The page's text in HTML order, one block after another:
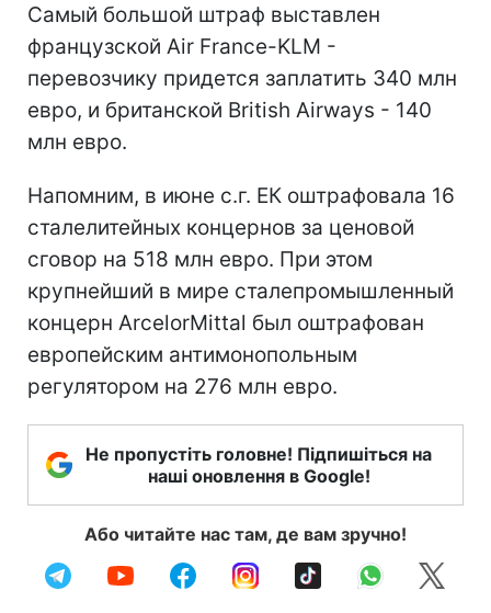
Самый большой штраф выставлен
французской Air France-KLM -
перевозчику придется заплатить 340 млн
евро, и британской British Airways - 140
млн евро.
Напомним, в июне с.г. ЕК оштрафовала 16
сталелитейных концернов за ценовой
сговор на 518 млн евро. При этом
крупнейший в мире сталепромышленный
концерн ArcelorMittal был оштрафован
европейским антимонопольным
регулятором на 276 млн евро.
Не пропустіть головне! Підпишіться на
наші оновлення в Google!
Або читайте нас там, де вам зручно!